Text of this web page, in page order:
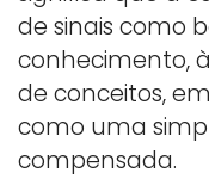
de sinais como
conhecimento,
de conceitos,
como uma
compensada.